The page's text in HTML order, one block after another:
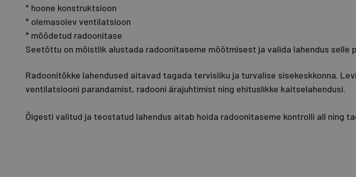
* hoone konstruktsioon
* olemasolev ventilatsioon
* mõõdetud radoonitase
Seetõttu on mõistlik alustada radoonitaseme mõõtmisest ja valida lahendus selle
Radoonitõkke lahendused aitavad tagada tervisliku ja turvalise sisekeskkonna.
ventilatsiooni parandamist, radooni ärajuhtimist ning ehituslikke kaitselahendusi.
Õigesti valitud ja teostatud lahendus aitab hoida radoonitaseme kontrolli all ning